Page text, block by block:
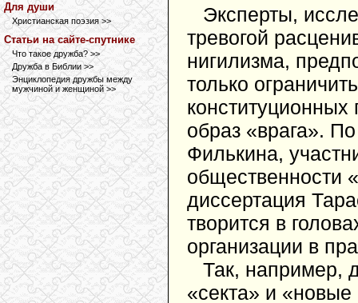
Для души
Христианская поэзия >>
Статьи на сайте-спутнике
Что такое дружба? >>
Дружба в Библии >>
Энциклопедия дружбы между
мужчиной и женщиной >>
Эксперты,
тревогой
нигилизма,
только
конституционных
образ «врага».
Филькина,
общественности
диссертация
творится в
организации в
Так, например,
«секта» и